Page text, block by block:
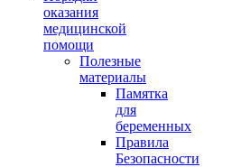
оказания
медицинской
помощи
Полезные
материалы
Памятка
для
беременных
Правила
Безопасности